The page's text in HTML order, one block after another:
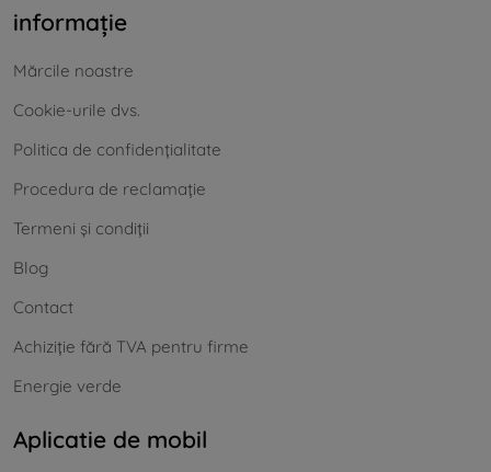
informație
Mărcile noastre
Cookie-urile dvs.
Politica de confidențialitate
Procedura de reclamație
Termeni și condiții
Blog
Contact
Achiziție fără TVA pentru firme
Energie verde
Aplicatie de mobil